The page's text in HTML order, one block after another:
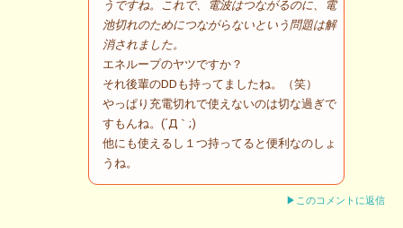
うですね。これで、電波はつながるのに、電
池切れのためにつながらないという問題は解
消されました。
エネループのヤツですか？
それ後輩のDDも持ってましたね。（笑）
やっぱり充電切れで使えないのは切な過ぎで
すもんね。(´Д｀;)
他にも使えるし１つ持ってると便利なのしょ
うね。
▶このコメントに返信